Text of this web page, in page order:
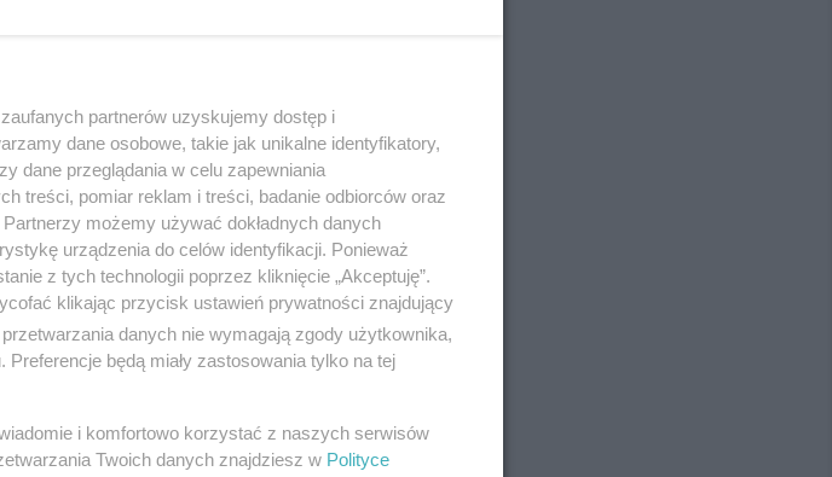
fot: Linea Pilates
Twojemiasto
Piekary Śląskie
Chorzów
Tarnowskie Góry
Ruda Śląska
Świętochłowice
Tychy
Bytom
Katowice
Zabrze
Zagłębie
Skontakuj się
Kontakt
Redakcja
Newsletter
Reklama
partnerów uzyskujemy dostęp i
dane osobowe, takie jak unikalne identyfikatory,
dane przeglądania w celu zapewniania
treści, pomiar reklam i treści, badanie odbiorców oraz
możemy używać dokładnych danych
urządzenia do celów identyfikacji. Ponieważ
z tych technologii poprzez kliknięcie „Akceptuję”.
klikając przycisk ustawień prywatności znajdujący
danych nie wymagają zgody użytkownika,
będą miały zastosowania tylko na tej
i komfortowo korzystać z naszych serwisów
Twoich danych znajdziesz w Polityce